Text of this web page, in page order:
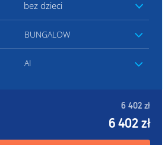
bez dzieci
BUNGALOW
AI
6 402 zł
6 402 zł